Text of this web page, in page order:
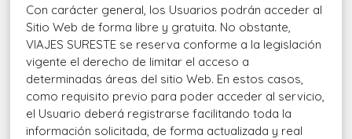
Con carácter general, los Usuarios podrán acceder al
Sitio Web de forma libre y gratuita. No obstante,
VIAJES SURESTE se reserva conforme a la legislación
vigente el derecho de limitar el acceso a
determinadas áreas del sitio Web. En estos casos,
como requisito previo para poder acceder al servicio,
el Usuario deberá registrarse facilitando toda la
información solicitada, de forma actualizada y real